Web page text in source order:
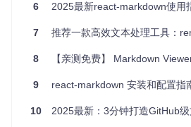
6 2025最新react-markdown使用指南：
7 推荐一款高效文本处理工具：
8 【亲测免费】 Markdown Viewer：浏览器
9 react-markdown 安装和配置指
10 2025最新：3分钟打造GitHub级文档样式